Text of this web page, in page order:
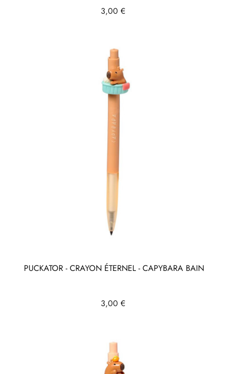
Prix
3,00 €
PUCKATOR - CRAYON ÉTERNEL - CAPYBARA BAIN
Prix
3,00 €